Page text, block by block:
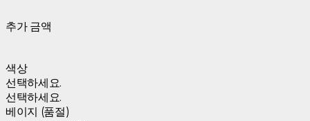
추가 금액
색상
선택하세요.
선택하세요.
베이지 (품절)